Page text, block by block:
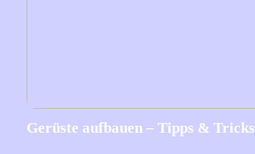
Gerüste aufbauen – Tipps & Tricks